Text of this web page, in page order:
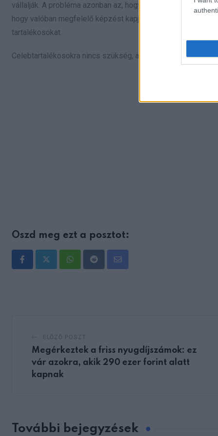
vállalják. A probléma azonban az, hogy az előző miniszter
hogy valóban megfelelő képzést kapjanak a tartalékosok. A
tartalékosokat.
Celebtartalékosokra nincs szükség, akik azt mondják: az új
Oszd meg ezt a posztot:
WhatsappRedditShare
Megérkeztek a friss nyugdíjszámok: ez
vár azokra, akik 290 ezer forint alatt
kapnak
További bejegyzések